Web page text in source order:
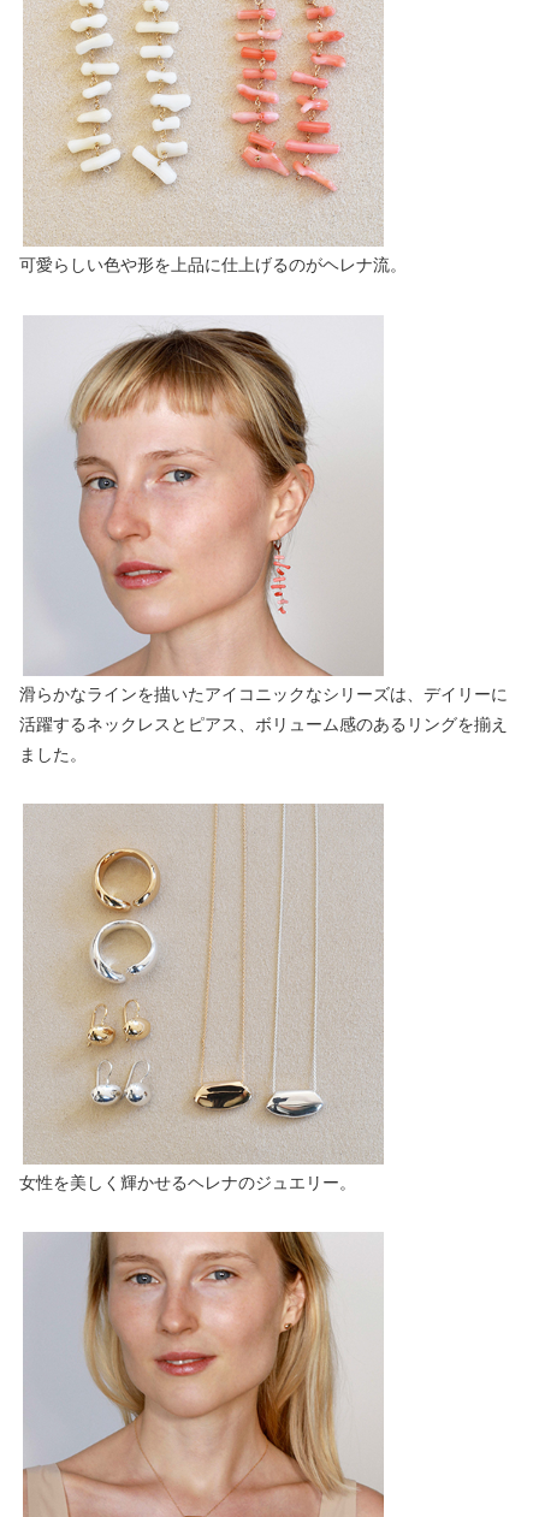
可愛らしい色や形を上品に仕上げるのがヘレナ流。
滑らかなラインを描いたアイコニックなシリーズは、デイリーに
活躍するネックレスとピアス、ボリューム感のあるリングを揃え
ました。
女性を美しく輝かせるヘレナのジュエリー。